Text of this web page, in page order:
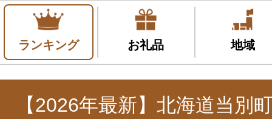
ランキング お礼品 地域
【2026年最新】北海道当別